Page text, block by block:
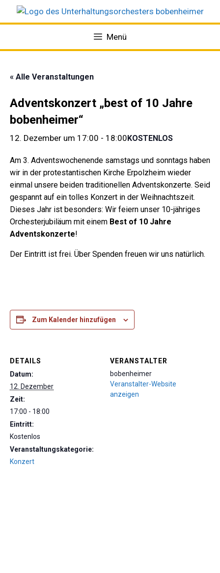
Menü
« Alle Veranstaltungen
Adventskonzert „best of 10 Jahre
bobenheimer“
12. Dezember um 17:00 - 18:00KOSTENLOS
Am 3. Adventswochenende samstags und sonntags haben
wir in der protestantischen Kirche Erpolzheim wieder
einmal unsere beiden traditionellen Adventskonzerte. Seid
gespannt auf ein tolles Konzert in der Weihnachtszeit.
Dieses Jahr ist besonders: Wir feiern unser 10-jähriges
Orchesterjubiläum mit einem Best of 10 Jahre
Adventskonzerte!
Der Eintritt ist frei. Über Spenden freuen wir uns natürlich.
Zum Kalender hinzufügen
DETAILS
Datum:
12. Dezember
Zeit:
17:00 - 18:00
Eintritt:
Kostenlos
Veranstaltungskategorie:
Konzert
VERANSTALTER
bobenheimer
Veranstalter-Website
anzeigen